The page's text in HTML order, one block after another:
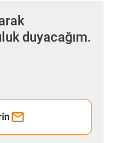
duyacağım.